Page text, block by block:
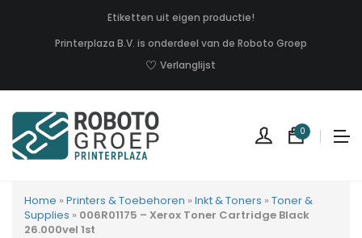
Etiketten uit eigen productie!
Printerplaza B.V. is onderdeel van de Roboto Groep
Verlanglijst
0
Home » Printers & Toebehoren » Inkt & Toners » Toner &
Supplies » 006R01175 – Xerox Toner Cartridge Black
26.000vel 1st